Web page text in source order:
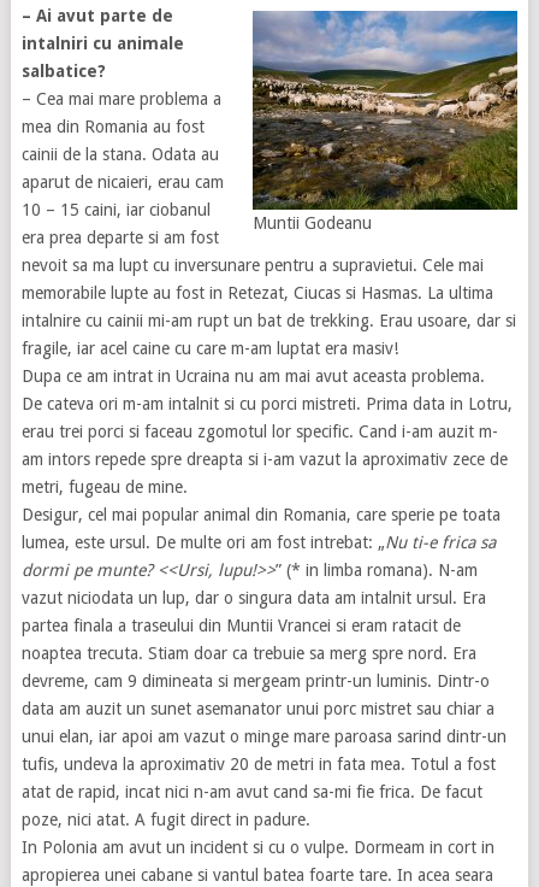
Muntii Godeanu
– Ai avut parte de
intalniri cu animale
salbatice?
– Cea mai mare problema a
mea din Romania au fost
cainii de la stana. Odata au
aparut de nicaieri, erau cam
10 – 15 caini, iar ciobanul
era prea departe si am fost
nevoit sa ma lupt cu inversunare pentru a supravietui. Cele mai
memorabile lupte au fost in Retezat, Ciucas si Hasmas. La ultima
intalnire cu cainii mi-am rupt un bat de trekking. Erau usoare, dar si
fragile, iar acel caine cu care m-am luptat era masiv!
Dupa ce am intrat in Ucraina nu am mai avut aceasta problema.
De cateva ori m-am intalnit si cu porci mistreti. Prima data in Lotru,
erau trei porci si faceau zgomotul lor specific. Cand i-am auzit m-
am intors repede spre dreapta si i-am vazut la aproximativ zece de
metri, fugeau de mine.
Desigur, cel mai popular animal din Romania, care sperie pe toata
lumea, este ursul. De multe ori am fost intrebat: „Nu ti-e frica sa
dormi pe munte? <<Ursi, lupu!>>” (* in limba romana). N-am
vazut niciodata un lup, dar o singura data am intalnit ursul. Era
partea finala a traseului din Muntii Vrancei si eram ratacit de
noaptea trecuta. Stiam doar ca trebuie sa merg spre nord. Era
devreme, cam 9 dimineata si mergeam printr-un luminis. Dintr-o
data am auzit un sunet asemanator unui porc mistret sau chiar a
unui elan, iar apoi am vazut o minge mare paroasa sarind dintr-un
tufis, undeva la aproximativ 20 de metri in fata mea. Totul a fost
atat de rapid, incat nici n-am avut cand sa-mi fie frica. De facut
poze, nici atat. A fugit direct in padure.
In Polonia am avut un incident si cu o vulpe. Dormeam in cort in
apropierea unei cabane si vantul batea foarte tare. In acea seara